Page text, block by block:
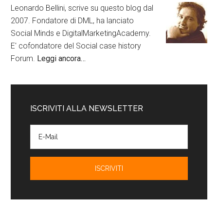
Leonardo Bellini, scrive su questo blog dal
2007. Fondatore di DML, ha lanciato
Social Minds e DigitalMarketingAcademy.
E' cofondatore del Social case history
Forum. Leggi ancora…
ISCRIVITI ALLA NEWSLETTER